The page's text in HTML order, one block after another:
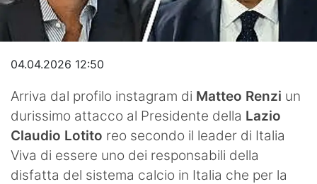
Video
04.04.2026 12:50
Arriva dal profilo instagram di Matteo Renzi un
durissimo attacco al Presidente della Lazio
Claudio Lotito reo secondo il leader di Italia
Viva di essere uno dei responsabili della
disfatta del sistema calcio in Italia che per la